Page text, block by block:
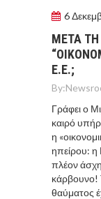
6
ΜΕΤΑ ΤΗ
Ε.Ε.;
By:
Γράφει ο
καιρό
η
ηπείρου: η
πλέον
κάρβουνο!
θαύματος